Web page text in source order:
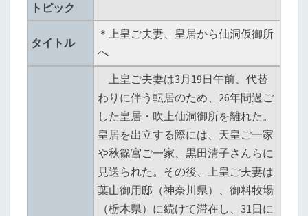
御
所
トピック
タイトル
＊上皇ご夫妻、皇居から仙洞仮御所
へ
上皇ご夫妻は3月19日午前、代替
わりに伴う転居のため、26年間過ご
した皇居・吹上仙洞御所を離れた。
皇居を出立する際には、天皇ご一家
や秋篠宮ご一家、黒田清子さんらに
見送られた。その後、上皇ご夫妻は
葉山御用邸（神奈川県）、御料牧場
（栃木県）に続けて滞在し、31日に